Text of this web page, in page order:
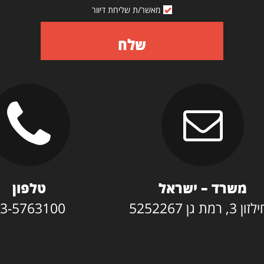
מאשר/ת שליחת דיוור
שלח
משרד – ישראל
גן 5252267
טלפון
5763100